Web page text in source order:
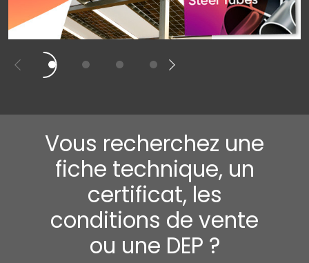
Vous recherchez une
fiche technique, un
certificat, les
conditions de vente
ou une DEP ?